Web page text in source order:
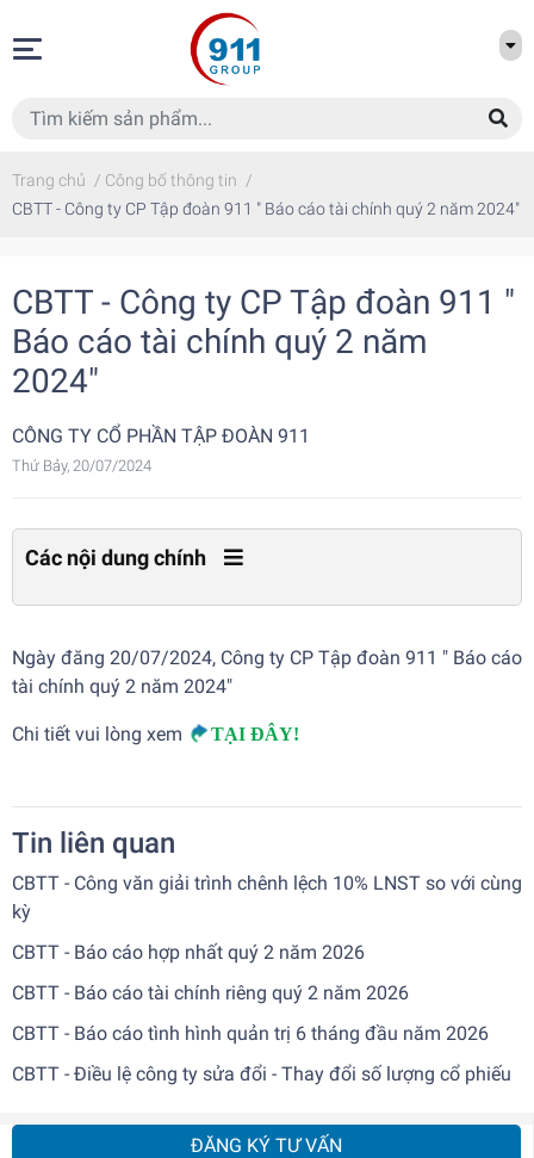
Trang chủ / Công bố thông tin /
CBTT - Công ty CP Tập đoàn 911 " Báo cáo tài chính quý 2 năm 2024"
ĐĂNG KÝ TƯ VẤN
CBTT - Công ty CP Tập đoàn 911 "
Báo cáo tài chính quý 2 năm
2024"
CÔNG TY CỔ PHẦN TẬP ĐOÀN 911
Thứ Bảy, 20/07/2024
Các nội dung chính
Ngày đăng 20/07/2024, Công ty CP Tập đoàn 911 " Báo cáo
tài chính quý 2 năm 2024"
Chi tiết vui lòng xem TẠI ĐÂY!
Tin liên quan
CBTT - Công văn giải trình chênh lệch 10% LNST so với cùng
kỳ
CBTT - Báo cáo hợp nhất quý 2 năm 2026
CBTT - Báo cáo tài chính riêng quý 2 năm 2026
CBTT - Báo cáo tình hình quản trị 6 tháng đầu năm 2026
CBTT - Điều lệ công ty sửa đổi - Thay đổi số lượng cổ phiếu